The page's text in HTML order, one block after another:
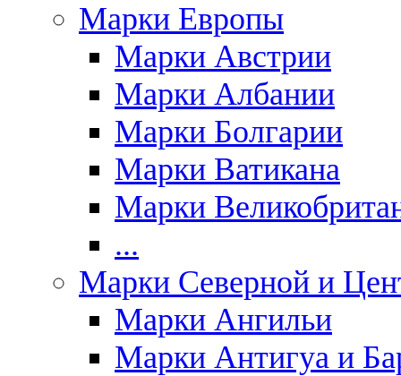
Марки Европы
Марки Австрии
Марки Албании
Марки Болгарии
Марки Ватикана
Марки
...
Марки Северной и
Марки Ангильи
Марки Антигуа и